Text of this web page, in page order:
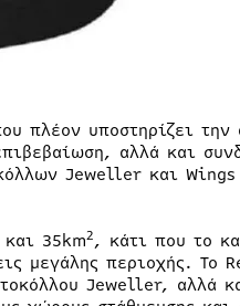
πλέον υποστηρίζει την
αλλά και
Jeweller και
35km2, κάτι που το
μεγάλης περιοχής. Το
Jeweller, αλλά